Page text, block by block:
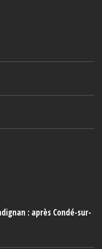
: après Condé-sur-